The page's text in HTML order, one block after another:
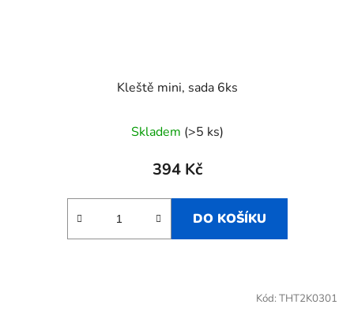
Kleště mini, sada 6ks
Skladem (>5 ks)
394 Kč
DO KOŠÍKU
Kód: THT2K0301